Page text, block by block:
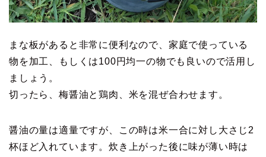
まな板があると非常に便利なので、家庭で使っている
物を加工、もしくは100円均一の物でも良いので活用し
ましょう。
切ったら、梅醤油と鶏肉、米を混ぜ合わせます。
醤油の量は適量ですが、この時は米一合に対し大さじ2
杯ほど入れています。炊き上がった後に味が薄い時は